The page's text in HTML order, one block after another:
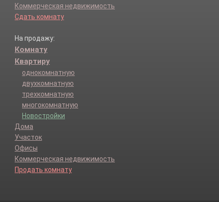
Коммерческая недвижимость
Сдать комнату
На продажу:
Комнату
Квартиру
однокомнатную
двухкомнатную
трехкомнатную
многокомнатную
Новостройки
Дома
Участок
Офисы
Коммерческая недвижимость
Продать комнату